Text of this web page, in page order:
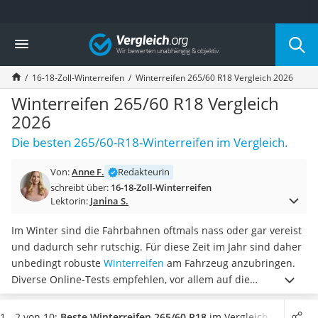
Die beliebtesten Vergleiche nach Kategorie
Auto & Motor
Fahrradträger-Anhängerkupplung (4 Fahrräder)
Fahrradträger
Fahrradträger (Anhängerkupplung)
Fahrradträger 3 Fahrräder
Benzinkanister (20 l)
Dashcam
Benzinkanister
Marderschreck
AGM-Batterie Wohnmobil
Thule-Fahrradträger
FM-Transmitter
Sommerreifen 205/55 R16
Autobatterie-Ladegerät
Vergleich
16-18-Zoll-Winterreifen Winterreifen 265/60 R18 Vergleich 2026
Winterreifen 265/60 R18 Vergleich
2026
Die besten 265/60-R18-Winterreifen im Vergleich.
Von:Anne F.
Redakteurin
schreibt über: 16-18-Zoll-Winterreifen
Lektorin: Janina S.
Im Winter sind die Fahrbahnen oftmals nass oder gar vereist
und dadurch sehr rutschig. Für diese Zeit im Jahr sind daher
unbedingt robuste Winterreifen am Fahrzeug anzubringen.
Diverse Online-Tests empfehlen, vor allem auf die
Nasshaftung der Reifen Acht zu geben. Diese sagt aus, wie
sich die Bremsleistung und der damit verbundeneBremsweg